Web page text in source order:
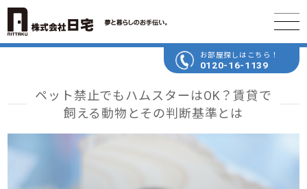
お部屋探しはこちら！
0120-16-1139
ペット禁止でもハムスターはOK？賃貸で
飼える動物とその判断基準とは